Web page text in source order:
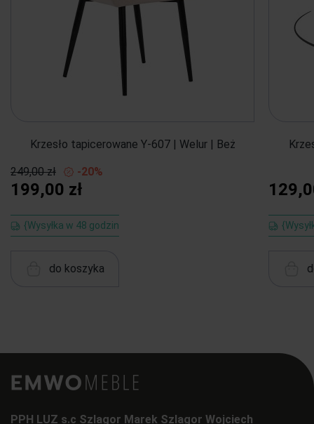
Krzesło tapicerowane Y-607 | Welur | Beż
249,00 zł -20%
199,00 zł
{Wysyłka w 48 godzin
do koszyka
PPH LUZ s.c Szlagor Marek Szlagor Wojciech